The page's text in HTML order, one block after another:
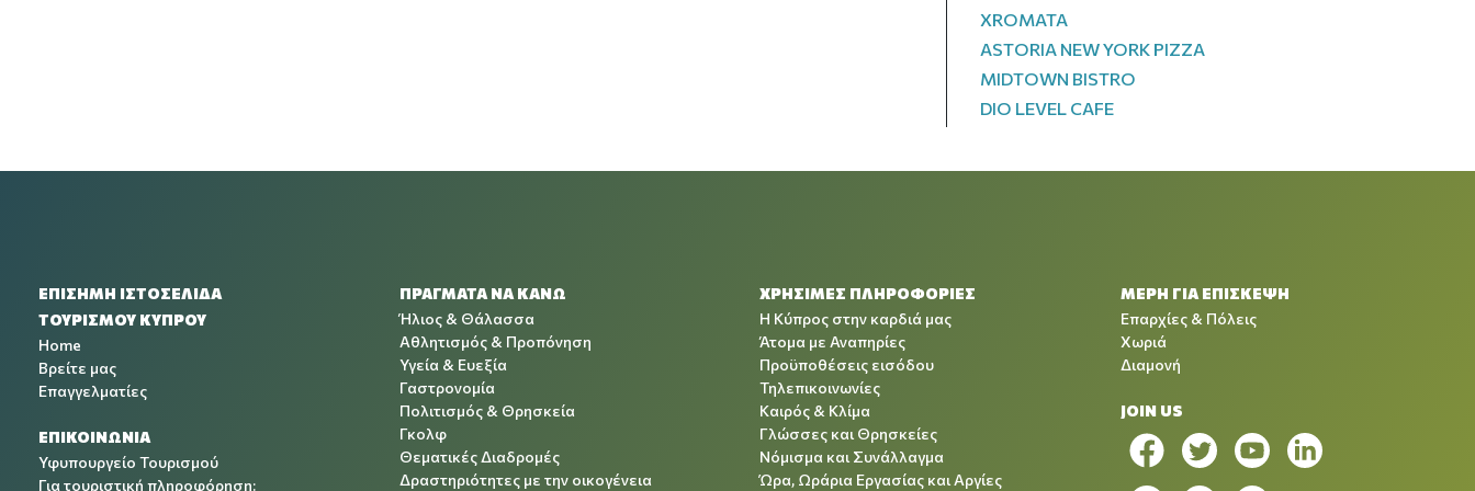
XROMATA
ASTORIA NEW YORK PIZZA
MIDTOWN BISTRO
DIO LEVEL CAFE
ΕΠΙΣΗΜΗ ΙΣΤΟΣΕΛΙΔΑ
ΤΟΥΡΙΣΜΟΥ ΚΥΠΡΟΥ
Home
Βρείτε μας
Επαγγελματίες
ΕΠΙΚΟΙΝΩΝΙΑ
Υφυπουργείο Τουρισμού
Για τουριστική πληροφόρηση:
ΠΡΑΓΜΑΤΑ ΝΑ ΚΑΝΩ
Ήλιος & Θάλασσα
Αθλητισμός & Προπόνηση
Υγεία & Ευεξία
Γαστρονομία
Πολιτισμός & Θρησκεία
Γκολφ
Θεματικές Διαδρομές
Δραστηριότητες με την οικογένεια
ΧΡΉΣΙΜΕΣ ΠΛΗΡΟΦΟΡΊΕΣ
Η Κύπρος στην καρδιά μας
Άτομα με Αναπηρίες
Προϋποθέσεις εισόδου
Τηλεπικοινωνίες
Καιρός & Κλίμα
Γλώσσες και Θρησκείες
Νόμισμα και Συνάλλαγμα
Ώρα, Ωράρια Εργασίας και Αργίες
ΜΕΡΗ ΓΙΑ ΕΠΙΣΚΕΨΗ
Επαρχίες & Πόλεις
Χωριά
Διαμονή
JOIN US